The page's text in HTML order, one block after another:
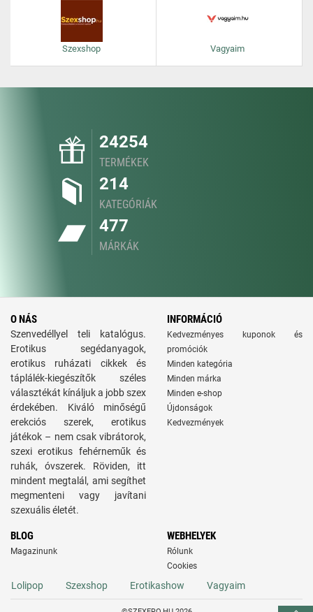
Szexshop Vagyaim
24254
TERMÉKEK
214
KATEGÓRIÁK
477
MÁRKÁK
O NÁS
Szenvedéllyel teli katalógus.
Erotikus segédanyagok,
erotikus ruházati cikkek és
táplálék-kiegészítők széles
választékát kínáljuk a jobb szex
érdekében. Kiváló minőségű
erekciós szerek, erotikus
játékok – nem csak vibrátorok,
szexi erotikus fehérneműk és
ruhák, óvszerek. Röviden, itt
mindent megtalál, ami segíthet
megmenteni vagy javítani
szexuális életét.
INFORMÁCIÓ
Kedvezményes kuponok és
promóciók
Minden kategória
Minden márka
Minden e-shop
Újdonságok
Kedvezmények
BLOG
Magazinunk
WEBHELYEK
Rólunk
Cookies
Lolipop Szexshop Erotikashow Vagyaim